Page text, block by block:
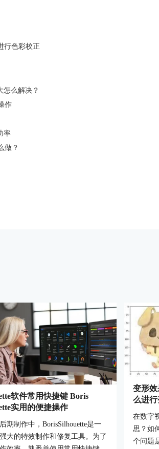
行色彩校正
怎么解决？
作
率
做？
软件常用快捷键 Boris
实用的便捷操作
期制作中，BorisSilhouette是一
大的特效制作和修复工具。为了
变形
么进
在数字
思？如
个问题